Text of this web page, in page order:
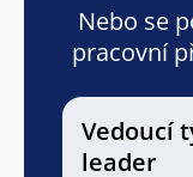
Nebo se
pracovní
Vedoucí
leader